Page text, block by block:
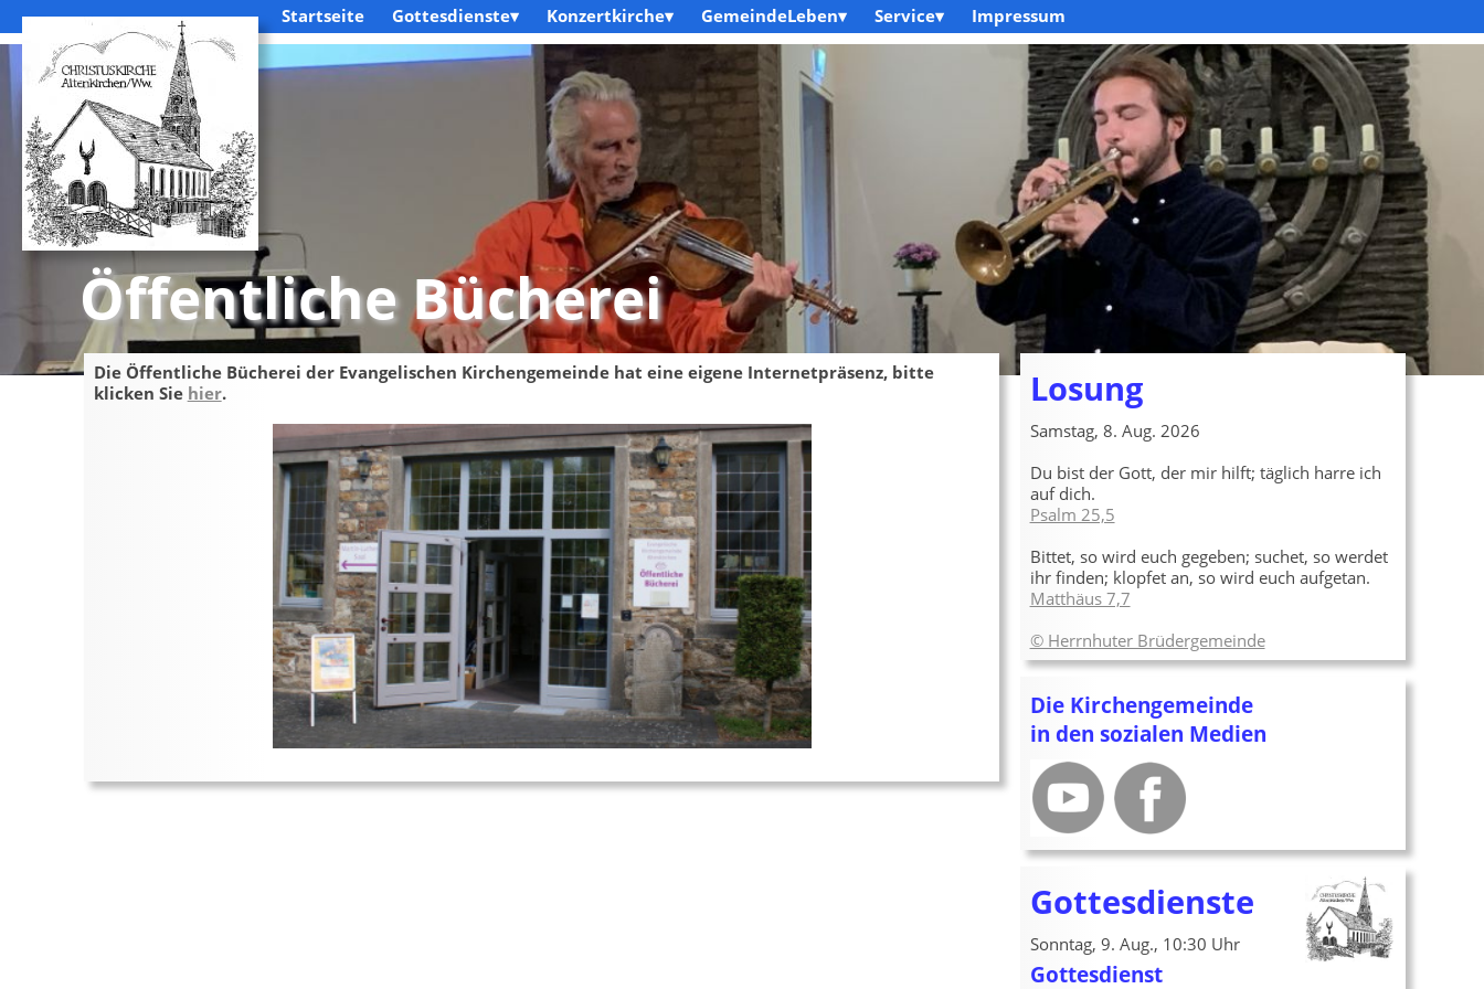
Startseite Gottesdienste▾ Konzertkirche▾ GemeindeLeben▾ Service▾ Impressum
Öffentliche Bücherei
Die Öffentliche Bücherei der Evangelischen Kirchengemeinde hat eine eigene Internetpräsenz, bitte
klicken Sie hier. Losung
Samstag, 8. Aug. 2026
Du bist der Gott, der mir hilft; täglich harre ich
auf dich.
Psalm 25,5
Bittet, so wird euch gegeben; suchet, so werdet
ihr finden; klopfet an, so wird euch aufgetan.
Matthäus 7,7
© Herrnhuter Brüdergemeinde
Die Kirchengemeinde
in den sozialen Medien
Gottesdienste
Sonntag, 9. Aug., 10:30 Uhr
Gottesdienst